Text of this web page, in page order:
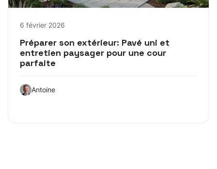
6 février 2026
Préparer son extérieur: Pavé uni et
entretien paysager pour une cour
parfaite
Antoine